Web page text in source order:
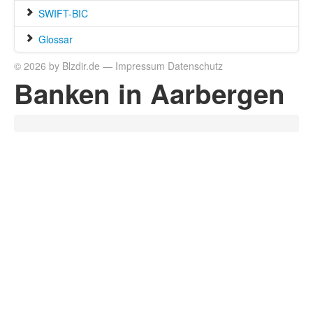
SWIFT-BIC
Glossar
© 2026 by Blzdir.de — Impressum Datenschutz
Banken in Aarbergen